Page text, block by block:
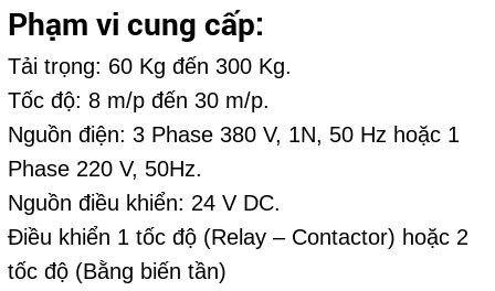
Phạm vi cung cấp:
Tải trọng: 60 Kg đến 300 Kg.
Tốc độ: 8 m/p đến 30 m/p.
Nguồn điện: 3 Phase 380 V, 1N, 50 Hz hoặc 1
Phase 220 V, 50Hz.
Nguồn điều khiển: 24 V DC.
Điều khiển 1 tốc độ (Relay – Contactor) hoặc 2
tốc độ (Bằng biến tần)